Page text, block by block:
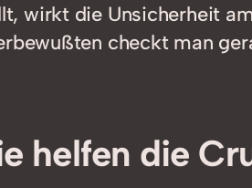
wirkt die Unsicherheit
checkt man
helfen die